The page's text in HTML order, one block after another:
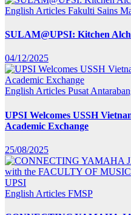
English Articles Fakulti Sains
SULAM@UPSI: Kitchen
04/12/2025
English Articles Pusat
UPSI Welcomes USSH
Academic Exchange
25/08/2025
English Articles FMSP